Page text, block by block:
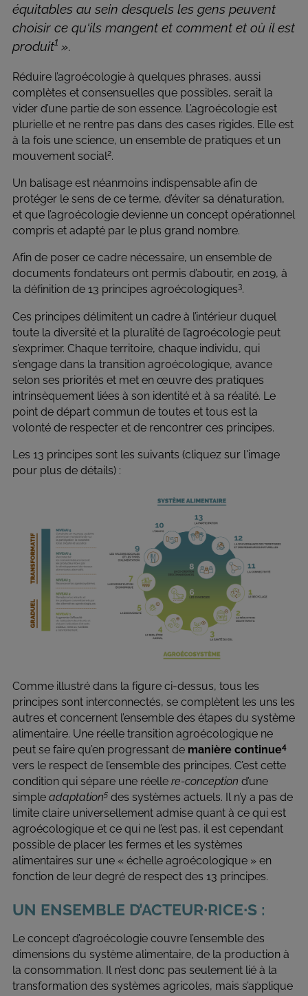
équitables au sein desquels les gens peuvent
choisir ce qu'ils mangent et comment et où il est
produit1 ».
Réduire l’agroécologie à quelques phrases, aussi
complètes et consensuelles que possibles, serait la
vider d’une partie de son essence. L’agroécologie est
plurielle et ne rentre pas dans des cases rigides. Elle est
à la fois une science, un ensemble de pratiques et un
mouvement social2.
Un balisage est néanmoins indispensable afin de
protéger le sens de ce terme, d’éviter sa dénaturation,
et que l’agroécologie devienne un concept opérationnel
compris et adapté par le plus grand nombre.
Afin de poser ce cadre nécessaire, un ensemble de
documents fondateurs ont permis d’aboutir, en 2019, à
la définition de 13 principes agroécologiques3.
Ces principes délimitent un cadre à l’intérieur duquel
toute la diversité et la pluralité de l’agroécologie peut
s’exprimer. Chaque territoire, chaque individu, qui
s’engage dans la transition agroécologique, avance
selon ses priorités et met en œuvre des pratiques
intrinsèquement liées à son identité et à sa réalité. Le
point de départ commun de toutes et tous est la
volonté de respecter et de rencontrer ces principes.
Les 13 principes sont les suivants (cliquez sur l'image
pour plus de détails) :
Comme illustré dans la figure ci-dessus, tous les
principes sont interconnectés, se complètent les uns les
autres et concernent l’ensemble des étapes du système
alimentaire. Une réelle transition agroécologique ne
peut se faire qu’en progressant de manière continue4
vers le respect de l’ensemble des principes. C’est cette
condition qui sépare une réelle re-conception d’une
simple adaptation5 des systèmes actuels. Il n’y a pas de
limite claire universellement admise quant à ce qui est
agroécologique et ce qui ne l’est pas, il est cependant
possible de placer les fermes et les systèmes
alimentaires sur une « échelle agroécologique » en
fonction de leur degré de respect des 13 principes.
UN ENSEMBLE D’ACTEUR∙RICE∙S :
Le concept d’agroécologie couvre l’ensemble des
dimensions du système alimentaire, de la production à
la consommation. Il n’est donc pas seulement lié à la
transformation des systèmes agricoles, mais s’applique